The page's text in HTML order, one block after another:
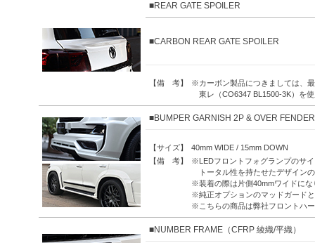
■REAR GATE SPOILER
■CARBON REAR GATE SPOILER
【備 考】
※カーボン製品につきましては、
東レ（CO6347 BL1500-3K）を
■BUMPER GARNISH 2P & OVER
【サイズ】
40mm WIDE / 15mm DOWN
【備 考】
※LEDフロントフォグランプのサ
トータル性を持たせたデザイン
※装着の際は片側40mmワイドに
※純正オプションのマッドガード
※こちらの商品は弊社フロントハ
■NUMBER FRAME（CFRP 綾織/平織）